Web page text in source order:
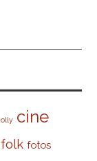
cine
folk fotos